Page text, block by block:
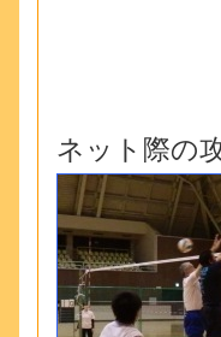
ネット際の